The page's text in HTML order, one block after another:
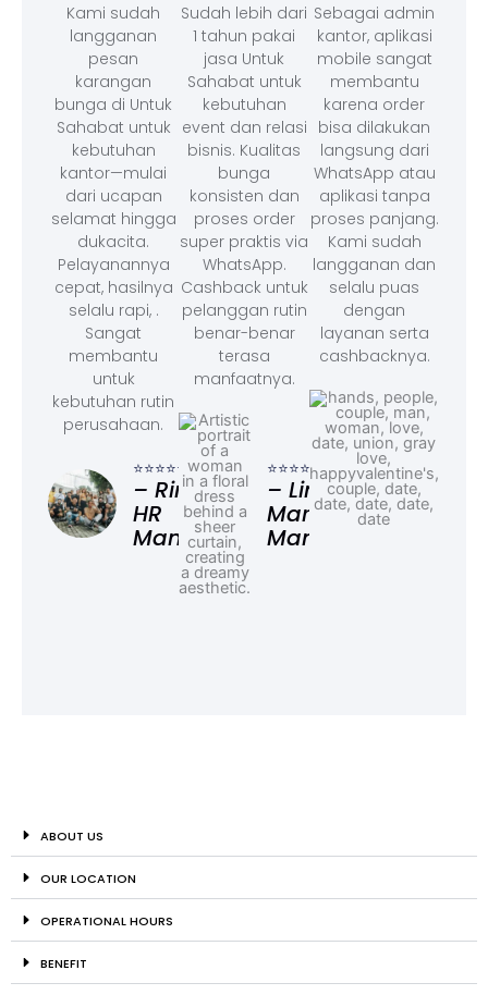
Kami sudah
langganan
pesan
karangan
bunga di Untuk
Sahabat untuk
kebutuhan
kantor—mulai
dari ucapan
selamat hingga
dukacita.
Pelayanannya
cepat, hasilnya
selalu rapi, .
Sangat
membantu
untuk
kebutuhan rutin
perusahaan.
⭐⭐⭐⭐⭐
– Rina,
HR
Manager
Sudah lebih dari
1 tahun pakai
jasa Untuk
Sahabat untuk
kebutuhan
event dan relasi
bisnis. Kualitas
bunga
konsisten dan
proses order
super praktis via
WhatsApp.
Cashback untuk
pelanggan rutin
benar-benar
terasa
manfaatnya.
⭐⭐⭐⭐⭐
– Linda,
Marketing
Manager
Sebagai admin
kantor, aplikasi
mobile sangat
membantu
karena order
bisa dilakukan
langsung dari
WhatsApp atau
aplikasi tanpa
proses panjang.
Kami sudah
langganan dan
selalu puas
dengan
layanan serta
cashbacknya.
ABOUT US
OUR LOCATION
OPERATIONAL HOURS
BENEFIT